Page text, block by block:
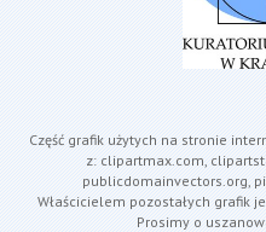
Część grafik użytych na stronie
z: clipartmax.com,
publicdomainvectors.org,
Właścicielem pozostałych grafik
Prosimy o